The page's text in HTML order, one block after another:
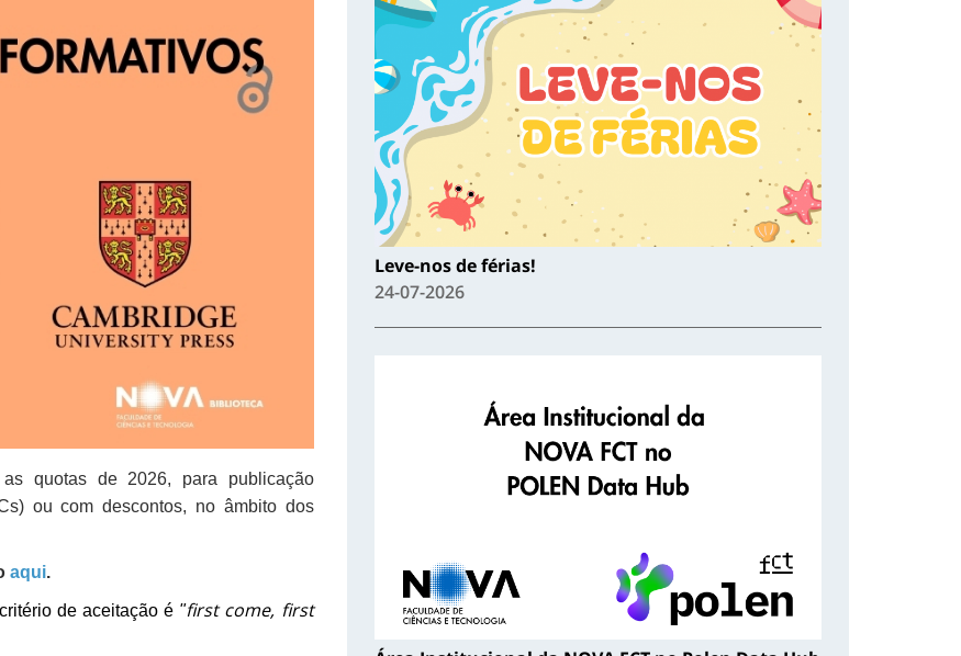
quotas de 2026, para publicação
ou com descontos, no âmbito dos
aqui.
de aceitação é "first come, first
Leve-nos de férias!
24-07-2026